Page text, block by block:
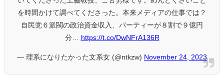
を時間かけて調べてくださった。本来メディアの仕事では？
自民党６派閥の政治資金収入、パーティーが８割で９億円
分…
https://t.co/DwNFrA136R
— 理系になりたかった文系女 (@ntkzw) November 24, 2023